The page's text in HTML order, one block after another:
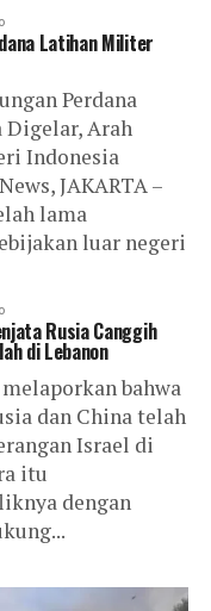
Latihan Militer
Perdana
Digelar, Arah
Indonesia
JAKARTA –
lama
luar negeri
Rusia Canggih
di Lebanon
bahwa
dan China telah
Israel di
itu
dengan